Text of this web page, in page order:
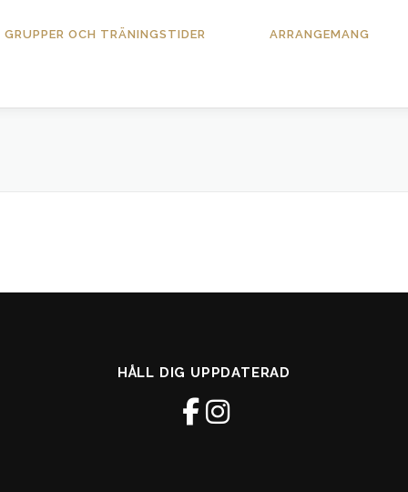
GRUPPER OCH TRÄNINGSTIDER ARRANGEMANG
HÅLL DIG UPPDATERAD